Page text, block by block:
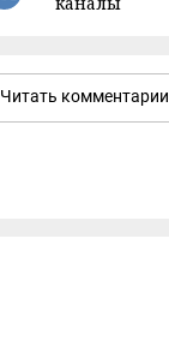
Читать комментарии